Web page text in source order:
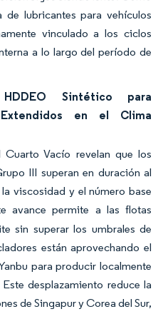
de lubricantes para vehículos
vinculado a los ciclos
a lo largo del período de
Sintético para
en el Clima
Vacío revelan que los
III superan en duración al
viscosidad y el número base
avance permite a las flotas
sin superar los umbrales de
están aprovechando el
para producir localmente
desplazamiento reduce la
de Singapur y Corea del Sur,